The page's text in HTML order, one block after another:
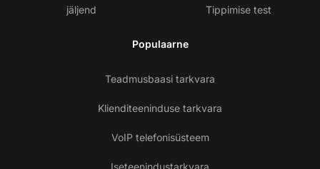
jäljend Tippimise test
Populaarne
Teadmusbaasi tarkvara
Klienditeeninduse tarkvara
VoIP telefonisüsteem
Iseteenindustarkvara